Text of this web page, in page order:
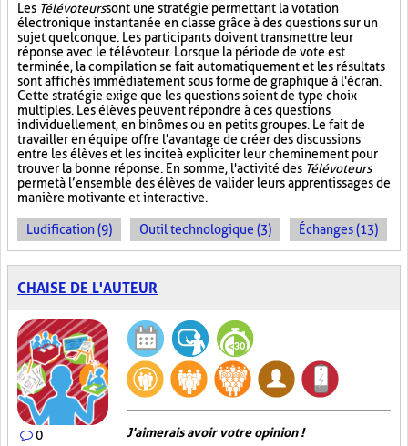
Les Télévoteurssont une stratégie permettant la votation
électronique instantanée en classe grâce à des questions sur un
sujet quelconque. Les participants doivent transmettre leur
réponse avec le télévoteur. Lorsque la période de vote est
terminée, la compilation se fait automatiquement et les résultats
sont affichés immédiatement sous forme de graphique à l'écran.
Cette stratégie exige que les questions soient de type choix
multiples. Les élèves peuvent répondre à ces questions
individuellement, en binômes ou en petits groupes. Le fait de
travailler en équipe offre l'avantage de créer des discussions
entre les élèves et les incite à expliciter leur cheminement pour
trouver la bonne réponse. En somme, l'activité des Télévoteurs
permet à l’ensemble des élèves de valider leurs apprentissages de
manière motivante et interactive.
Ludification (9) Outil technologique (3) Échanges (13)
CHAISE DE L'AUTEUR
0 J'aimerais avoir votre opinion !